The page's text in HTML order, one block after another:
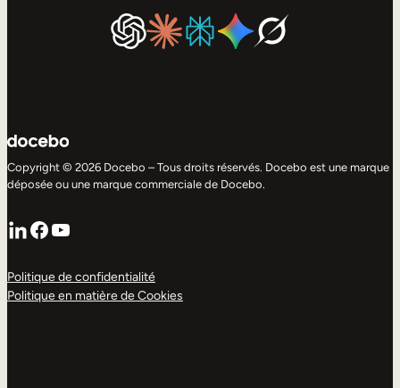
Copyright © 2026 Docebo – Tous droits réservés. Docebo est une marque
déposée ou une marque commerciale de Docebo.
LinkedIn
Facebook
YouTube
Politique de confidentialité
Politique en matière de Cookies